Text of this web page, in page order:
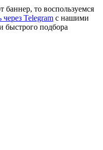
баннер, то воспользуемся
через Telegram с нашими
быстрого подбора